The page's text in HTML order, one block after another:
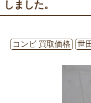
しました。
コンビ 買取価格
世